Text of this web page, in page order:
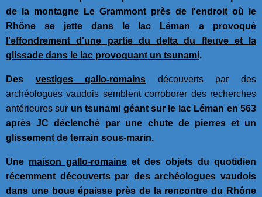
de la montagne Le Grammont près de l'endroit où le
Rhône se jette dans le lac Léman a provoqué
l'effondrement d'une partie du delta du fleuve et la
glissade dans le lac provoquant un tsunami.
Des vestiges gallo-romains découverts par des
archéologues vaudois semblent corroborer des recherches
antérieures sur un tsunami géant sur le lac Léman en 563
après JC déclenché par une chute de pierres et un
glissement de terrain sous-marin.
Une maison gallo-romaine et des objets du quotidien
récemment découverts par des archéologues vaudois
dans une boue épaisse près de la rencontre du Rhône